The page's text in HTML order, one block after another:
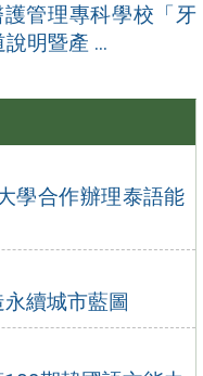
學合作辦理泰語能
續城市藍圖
管理專科學校「牙
明暨產 ...